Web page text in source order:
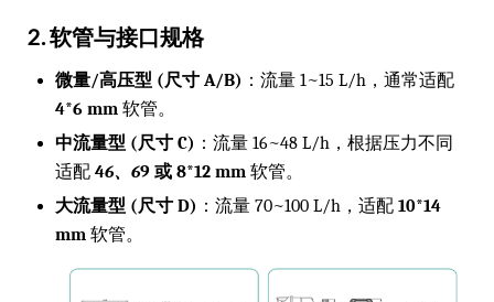
2. 软管与接口规格
微量/高压型 (尺寸 A/B) ：流量 1~15 L/h，通常适配
4*6 mm 软管。
中流量型 (尺寸 C) ：流量 16~48 L/h，根据压力不同
适配 46、69 或 8*12 mm 软管。
大流量型 (尺寸 D) ：流量 70~100 L/h，适配 10*14
mm 软管。